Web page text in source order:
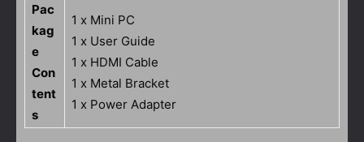
Pac
kag
e
Con
tent
s
1 x Mini PC
1 x User Guide
1 x HDMI Cable
1 x Metal Bracket
1 x Power Adapter